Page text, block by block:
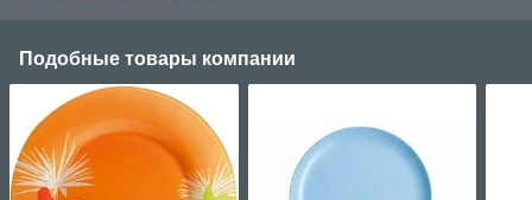
Подобные товары компании